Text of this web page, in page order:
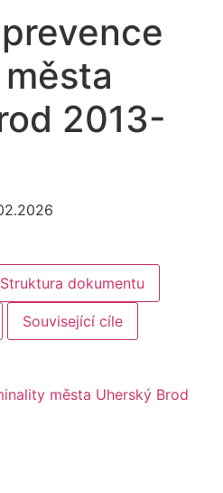
2013-
Struktura dokumentu
Související cíle
města Uherský Brod